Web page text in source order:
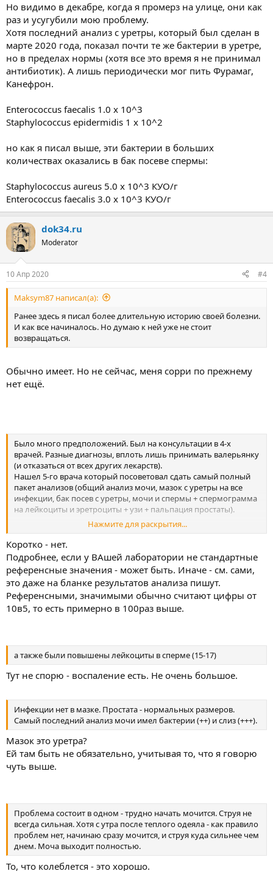
Но видимо в декабре, когда я промерз на улице, они как
раз и усугубили мою проблему.
Хотя последний анализ с уретры, который был сделан в
марте 2020 года, показал почти те же бактерии в уретре,
но в пределах нормы (хотя все это время я не принимал
антибиотик). А лишь периодически мог пить Фурамаг,
Канефрон.
Enterococcus faecalis 1.0 x 10^3
Staphylococcus epidermidis 1 x 10^2
но как я писал выше, эти бактерии в больших
количествах оказались в бак посеве спермы:
Staphylococcus aureus 5.0 x 10^3 КУО/г
Enterococcus faecalis 3.0 x 10^3 КУО/г
dok34.ru
Moderator
10 Апр 2020 #4
Maksym87 написал(а):
Ранее здесь я писал более длительную историю своей болезни.
И как все начиналось. Но думаю к ней уже не стоит
возвращаться.
Обычно имеет. Но не сейчас, меня сорри по прежнему
нет ещё.
Было много предположений. Был на консультации в 4-х
врачей. Разные диагнозы, вплоть лишь принимать валерьянку
(и отказаться от всех других лекарств).
Нашел 5-го врача который посоветовал сдать самый полный
пакет анализов (общий анализ мочи, мазок с уретры на все
инфекции, бак посев с уретры, мочи и спермы + спермограмма
на лейкоциты и эретроциты + узи + пальпация простаты).
В итоге проблема нашлась в бак посеве спермы -
Staphylococcus aureus 5.0 x 10^3 КУО/г
Enterococcus faecalis 3.0 x 10^3 КУО/г
Нажмите для раскрытия...
Коротко - нет.
Подробнее, если у ВАшей лаборатории не стандартные
референсные значения - может быть. Иначе - см. сами,
это даже на бланке результатов анализа пишут.
Референсными, значимыми обычно считают цифры от
10в5, то есть примерно в 100раз выше.
а также были повышены лейкоциты в сперме (15-17)
Тут не спорю - воспаление есть. Не очень большое.
Инфекции нет в мазке. Простата - нормальных размеров.
Самый последний анализ мочи имел бактерии (++) и слиз (+++).
Мазок это уретра?
Ей там быть не обязательно, учитывая то, что я говорю
чуть выше.
Проблема состоит в одном - трудно начать мочится. Струя не
всегда сильная. Хотя с утра после теплого одеяла - как правило
проблем нет, начинаю сразу мочится, и струя куда сильнее чем
днем. Моча выходит полностью.
То, что колеблется - это хорошо.